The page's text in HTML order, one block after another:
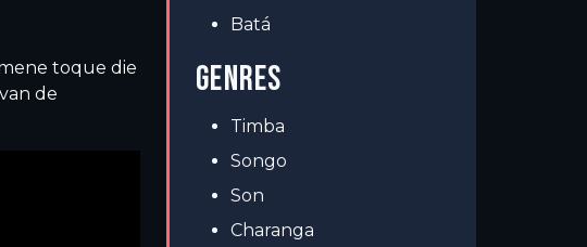
toque die
de
Batá
GENRES
Timba
Songo
Son
Charanga